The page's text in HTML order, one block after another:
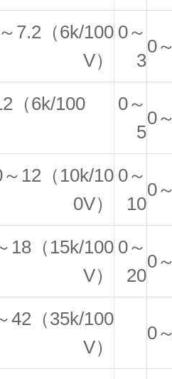
7.2（6k/100
V）
0～
3
0
（6k/100
0～
5
0
12（10k/10
0V）
0～
10
0
18（15k/100
V）
0～
20
0
42（35k/100
V）
0